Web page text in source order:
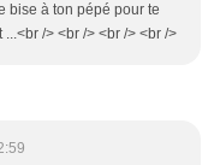
bise à ton pépé pour te
/> <br /> <br /> <br />